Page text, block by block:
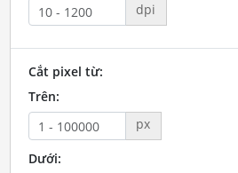
dpi
Cắt pixel từ:
Trên:
px
Dưới: